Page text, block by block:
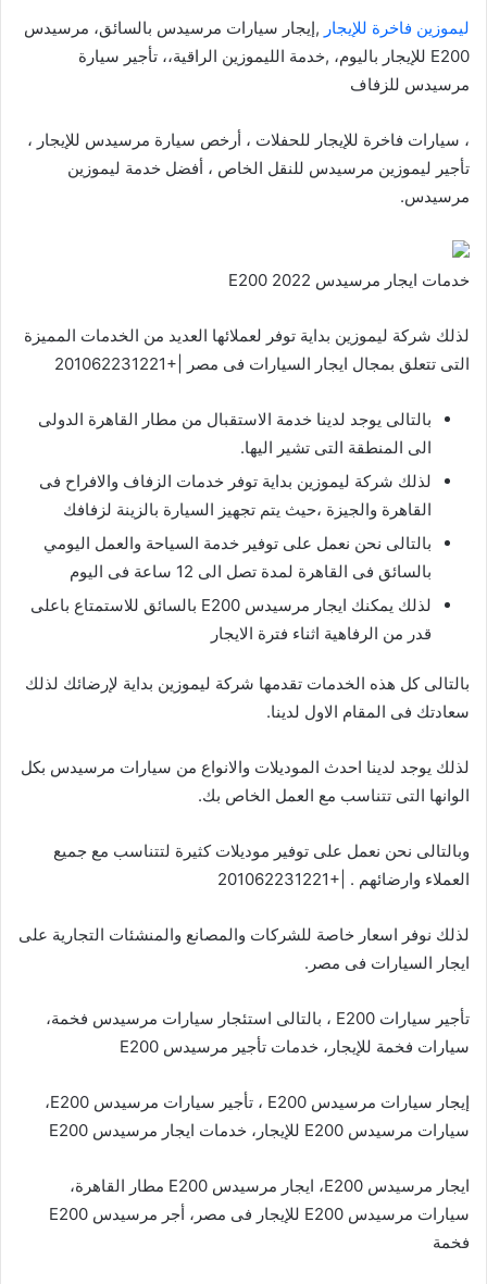
ليموزين فاخرة للإيجار ,إيجار سيارات مرسيدس بالسائق، مرسيدس
E200 للإيجار باليوم، ,خدمة الليموزين الراقية،، تأجير سيارة
مرسيدس للزفاف
، سيارات فاخرة للإيجار للحفلات ، أرخص سيارة مرسيدس للإيجار ،
تأجير ليموزين مرسيدس للنقل الخاص ، أفضل خدمة ليموزين
مرسيدس.
خدمات ايجار مرسيدس E200 2022
لذلك شركة ليموزين بداية توفر لعملائها العديد من الخدمات المميزة
التى تتعلق بمجال ايجار السيارات فى مصر |+201062231221
بالتالى يوجد لدينا خدمة الاستقبال من مطار القاهرة الدولى
الى المنطقة التى تشير اليها.
لذلك شركة ليموزين بداية توفر خدمات الزفاف والافراح فى
القاهرة والجيزة ،حيث يتم تجهيز السيارة بالزينة لزفافك
بالتالى نحن نعمل على توفير خدمة السياحة والعمل اليومي
بالسائق فى القاهرة لمدة تصل الى 12 ساعة فى اليوم
لذلك يمكنك ايجار مرسيدس E200 بالسائق للاستمتاع باعلى
قدر من الرفاهية اثناء فترة الايجار
بالتالى كل هذه الخدمات تقدمها شركة ليموزين بداية لإرضائك لذلك
سعادتك فى المقام الاول لدينا.
لذلك يوجد لدينا احدث الموديلات والانواع من سيارات مرسيدس بكل
الوانها التى تتناسب مع العمل الخاص بك.
وبالتالى نحن نعمل على توفير موديلات كثيرة لتتناسب مع جميع
العملاء وارضائهم . |+201062231221
لذلك نوفر اسعار خاصة للشركات والمصانع والمنشئات التجارية على
ايجار السيارات فى مصر.
تأجير سيارات E200 ، بالتالى استئجار سيارات مرسيدس فخمة،
سيارات فخمة للإيجار، خدمات تأجير مرسيدس E200
إيجار سيارات مرسيدس E200 ، تأجير سيارات مرسيدس E200،
سيارات مرسيدس E200 للإيجار، خدمات ايجار مرسيدس E200
ايجار مرسيدس E200، ايجار مرسيدس E200 مطار القاهرة،
سيارات مرسيدس E200 للإيجار فى مصر، أجر مرسيدس E200
فخمة